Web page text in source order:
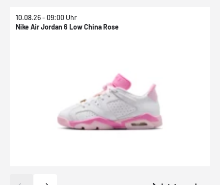
10.08.26 - 09:00 Uhr
Nike Air Jordan 6 Low China Rose